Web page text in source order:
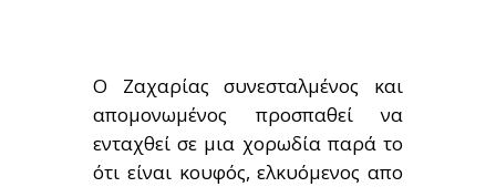
Ο Ζαχαρίας συνεσταλμένος και
απομονωμένος προσπαθεί να
ενταχθεί σε μια χορωδία παρά το
ότι είναι κουφός, ελκυόμενος απο